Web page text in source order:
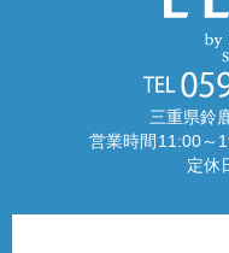
三重県鈴
営業時間11:00～
定休